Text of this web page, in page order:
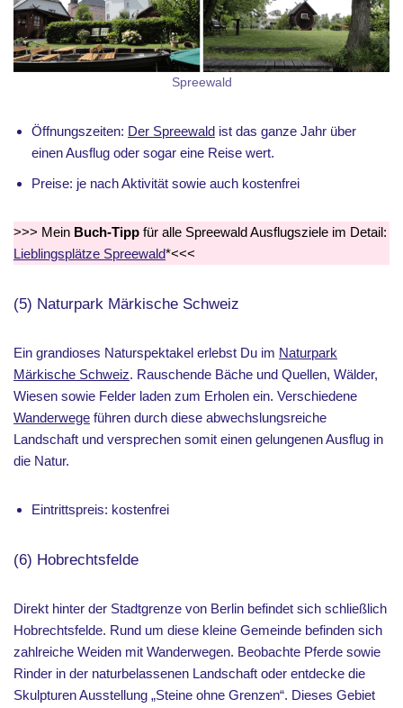
Spreewald
Öffnungszeiten: Der Spreewald ist das ganze Jahr über
einen Ausflug oder sogar eine Reise wert.
Preise: je nach Aktivität sowie auch kostenfrei
>>> Mein Buch-Tipp für alle Spreewald Ausflugsziele im Detail:
Lieblingsplätze Spreewald*<<<
(5) Naturpark Märkische Schweiz
Ein grandioses Naturspektakel erlebst Du im Naturpark
Märkische Schweiz. Rauschende Bäche und Quellen, Wälder,
Wiesen sowie Felder laden zum Erholen ein. Verschiedene
Wanderwege führen durch diese abwechslungsreiche
Landschaft und versprechen somit einen gelungenen Ausflug in
die Natur.
Eintrittspreis: kostenfrei
(6) Hobrechtsfelde
Direkt hinter der Stadtgrenze von Berlin befindet sich schließlich
Hobrechtsfelde. Rund um diese kleine Gemeinde befinden sich
zahlreiche Weiden mit Wanderwegen. Beobachte Pferde sowie
Rinder in der naturbelassenen Landschaft oder entdecke die
Skulpturen Ausstellung „Steine ohne Grenzen“. Dieses Gebiet